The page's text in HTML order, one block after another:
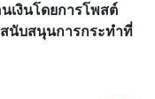
เงินโดยการโพสต์
นับสนุนการกระทำที่